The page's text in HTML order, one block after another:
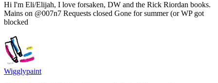
Hi I'm Eli/Elijah, I love forsaken, DW and the Rick Riordan books.
Mains on @007n7 Requests closed Gone for summer (or WP got
blocked
Wigglypaint